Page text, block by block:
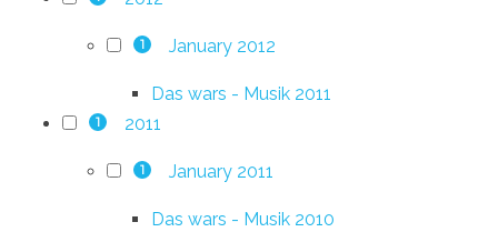
1 January 2012
Das wars - Musik 2011
1 2011
1 January 2011
Das wars - Musik 2010